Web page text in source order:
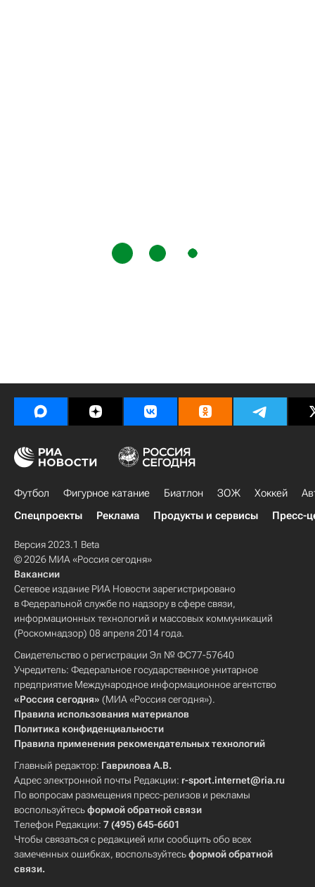
Футбол Фигурное катание Биатлон ЗОЖ Хоккей
Спецпроекты
Реклама Продукты и сервисы Пресс-
Версия 2023.1 Beta
© 2026 МИА «Россия сегодня»
Вакансии
Сетевое издание РИА Новости зарегистрировано
в Федеральной службе по надзору в сфере связи,
информационных технологий и массовых коммуникаций
(Роскомнадзор) 08 апреля 2014 года.
Свидетельство о регистрации Эл № ФС77-57640
Учредитель: Федеральное государственное унитарное
предприятие Международное информационное агентство
«Россия сегодня» (МИА «Россия сегодня»).
Правила использования материалов
Политика конфиденциальности
Правила применения рекомендательных технологий
Главный редактор: Гаврилова А.В.
Адрес электронной почты Редакции: r-sport.internet@ria.ru
По вопросам размещения пресс-релизов и рекламы
воспользуйтесьформой обратной связи
Телефон Редакции: 7 (495) 645-6601
Чтобы связаться с редакцией или сообщить обо всех
замеченных ошибках, воспользуйтесьформой обратной
связи.